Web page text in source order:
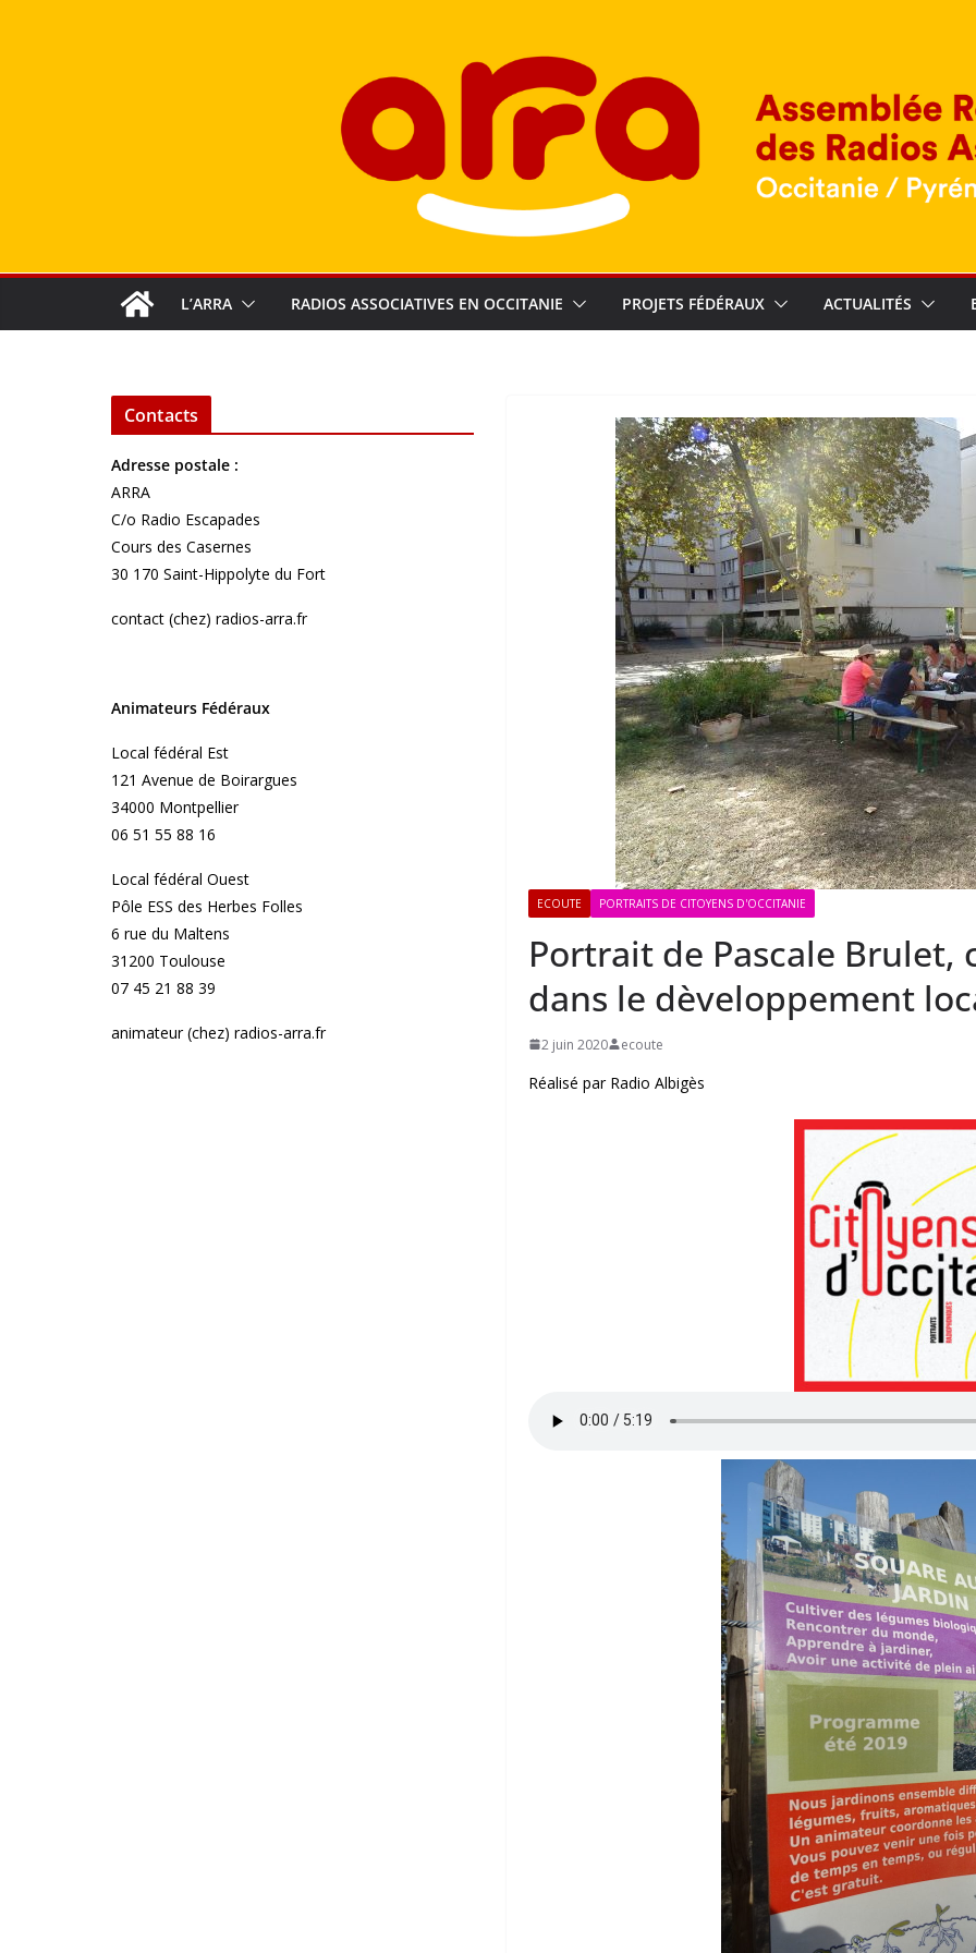
L’ARRA RADIOS ASSOCIATIVES EN OCCITANIE PROJETS FÉDÉRAUX ACTUALITÉS
ECOUTE PORTRAITS DE CITOYENS D'OCCITANIE
Portrait de Pascale Brulet,
dans le dèveloppement
2 juin 2020 ecoute
Réalisé par Radio Albigès
Contacts
Adresse postale :
ARRA
C/o Radio Escapades
Cours des Casernes
30 170 Saint-Hippolyte du Fort
contact (chez) radios-arra.fr
Animateurs Fédéraux
Local fédéral Est
121 Avenue de Boirargues
34000 Montpellier
06 51 55 88 16
Local fédéral Ouest
Pôle ESS des Herbes Folles
6 rue du Maltens
31200 Toulouse
07 45 21 88 39
animateur (chez) radios-arra.fr